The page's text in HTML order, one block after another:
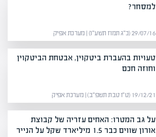
למסחר?
29/07/16 (כ״ג תמוז תשע״ו) | מערכת אפיק
טעויות בהעברת ביטקוין, אבטחת הביטקוין
וחוזה חכם
19/12/21 (ט״ו טבת תשפ״ב) | מערכת אפיק
על גב המטרו: האחים עזריה של קבוצת
אורון שווים כבר 1.5 מיליארד שקל על הנייר